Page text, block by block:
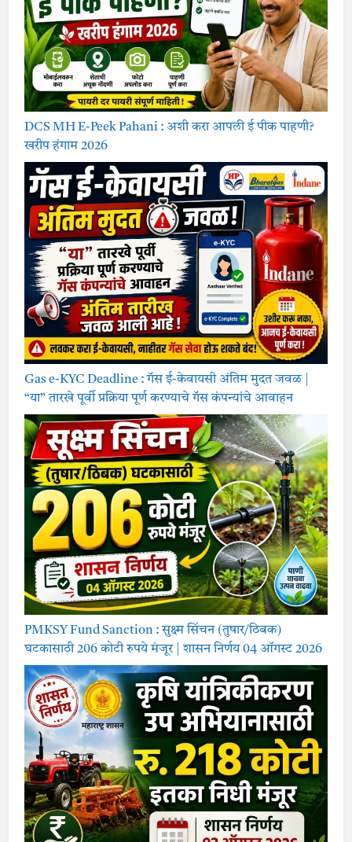
DCS MH E-Peek Pahani : अशी करा आपली ई पीक पाहणी?
खरीप हंगाम 2026
Gas e-KYC Deadline : गॅस ई-केवायसी अंतिम मुदत जवळ |
“या” तारखे पूर्वी प्रक्रिया पूर्ण करण्याचे गॅस कंपन्यांचे आवाहन
PMKSY Fund Sanction : सुक्ष्म सिंचन (तुषार/ठिबक)
घटकासाठी 206 कोटी रुपये मंजूर | शासन निर्णय 04 ऑगस्ट 2026